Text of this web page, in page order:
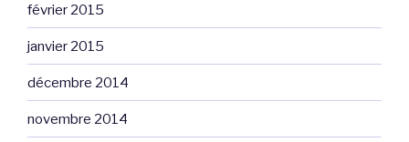
février 2015
janvier 2015
décembre 2014
novembre 2014